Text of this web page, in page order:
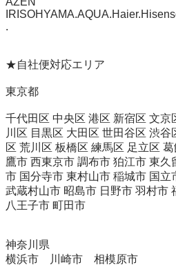
.
★自社便対応エリア
東京都
千代田区 中央区 港区 新宿区 文京
川区 目黒区 大田区 世田谷区 渋
区 荒川区 板橋区 練馬区 足立区
鷹市 西東京市 調布市 狛江市 東
市 国分寺市 東村山市 稲城市 国
武蔵村山市 昭島市 日野市 羽村市
八王子市 町田市
神奈川県
横浜市　川崎市　相模原市